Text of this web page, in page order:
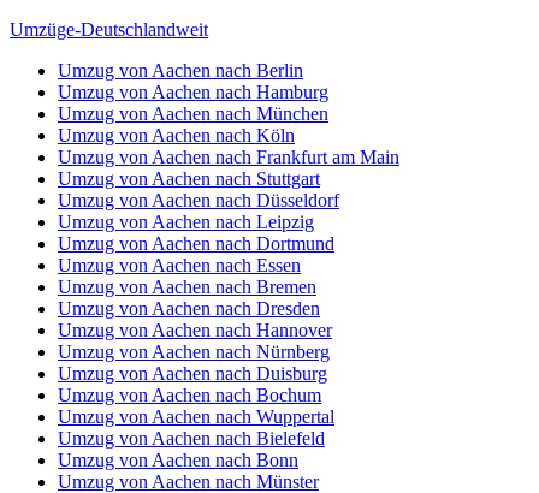
Umzüge-Deutschlandweit
Umzug von Aachen nach Berlin
Umzug von Aachen nach Hamburg
Umzug von Aachen nach München
Umzug von Aachen nach Köln
Umzug von Aachen nach Frankfurt am Main
Umzug von Aachen nach Stuttgart
Umzug von Aachen nach Düsseldorf
Umzug von Aachen nach Leipzig
Umzug von Aachen nach Dortmund
Umzug von Aachen nach Essen
Umzug von Aachen nach Bremen
Umzug von Aachen nach Dresden
Umzug von Aachen nach Hannover
Umzug von Aachen nach Nürnberg
Umzug von Aachen nach Duisburg
Umzug von Aachen nach Bochum
Umzug von Aachen nach Wuppertal
Umzug von Aachen nach Bielefeld
Umzug von Aachen nach Bonn
Umzug von Aachen nach Münster